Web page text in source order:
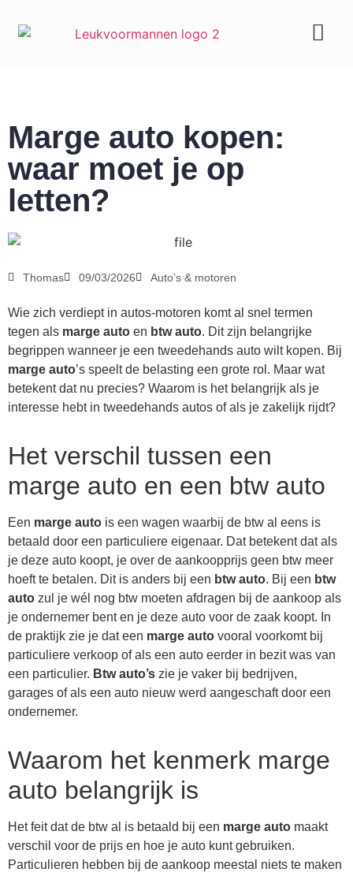
Marge auto kopen:
waar moet je op
letten?
Thomas 09/03/2026 Auto’s & motoren
Wie zich verdiept in autos-motoren komt al snel termen
tegen als marge auto en btw auto. Dit zijn belangrijke
begrippen wanneer je een tweedehands auto wilt kopen. Bij
marge auto’s speelt de belasting een grote rol. Maar wat
betekent dat nu precies? Waarom is het belangrijk als je
interesse hebt in tweedehands autos of als je zakelijk rijdt?
Het verschil tussen een
marge auto en een btw auto
Een marge auto is een wagen waarbij de btw al eens is
betaald door een particuliere eigenaar. Dat betekent dat als
je deze auto koopt, je over de aankoopprijs geen btw meer
hoeft te betalen. Dit is anders bij een btw auto. Bij een btw
auto zul je wél nog btw moeten afdragen bij de aankoop als
je ondernemer bent en je deze auto voor de zaak koopt. In
de praktijk zie je dat een marge auto vooral voorkomt bij
particuliere verkoop of als een auto eerder in bezit was van
een particulier. Btw auto’s zie je vaker bij bedrijven,
garages of als een auto nieuw werd aangeschaft door een
ondernemer.
Waarom het kenmerk marge
auto belangrijk is
Het feit dat de btw al is betaald bij een marge auto maakt
verschil voor de prijs en hoe je auto kunt gebruiken.
Particulieren hebben bij de aankoop meestal niets te maken